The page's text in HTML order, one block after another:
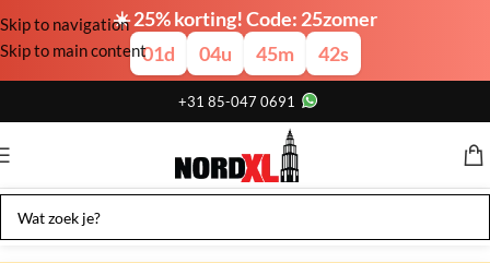
☀️ 25% korting! Code: 25zomer
01d 04u 45m 41s
Skip to navigation
Skip to main content
+31 85-047 0691